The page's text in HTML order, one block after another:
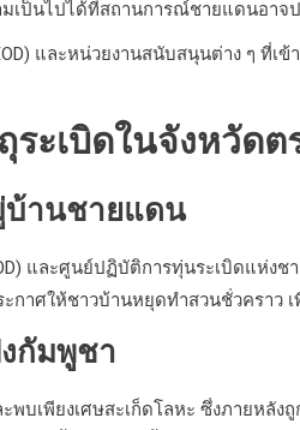
เป็นไปได้ที่สถานการณ์ชายแดนอาจ
และหน่วยงานสนับสนุนต่าง ๆ ที่
ะเบิดในจังหวัดต
บ้านชายแดน
และศูนย์ปฏิบัติการทุ่นระเบิดแห่ง
าศให้ชาวบ้านหยุดทำสวนชั่วคราว
กัมพูชา
เพียงเศษสะเก็ดโลหะ ซึ่งภายหลั